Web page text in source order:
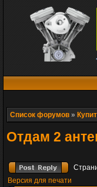
Список форумов »
Отдам 2
Версия для печати